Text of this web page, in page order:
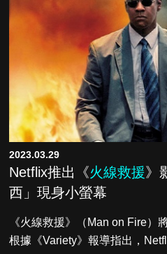
2023.03.29
Netflix推出《火線救援》
西」現身小螢幕
《火線救援》（Man on Fire）
根據《Variety》報導指出，